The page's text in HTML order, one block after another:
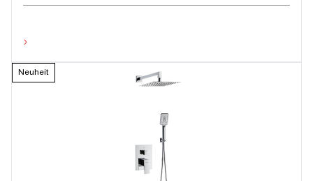
›
Neuheit